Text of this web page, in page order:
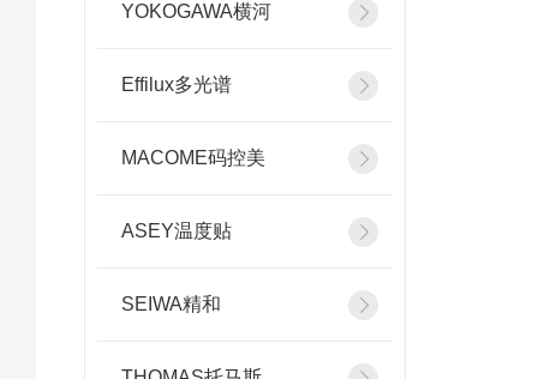
YOKOGAWA横河
Effilux多光谱
MACOME码控美
ASEY温度贴
SEIWA精和